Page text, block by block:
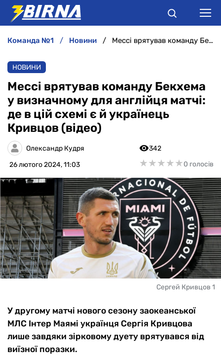
АНАЛІТИКА
ІНТЕРВ'Ю
РІЗНЕ
БУКМЕКЕРИ
команда №1 новини Мессі врятував команду Бекхема у визначному для англійця матчі: де в цій схемі є й українець Кривцов (відео)
НОВИНИ
Мессі врятував команду Бекхема
у визначному для англійця матчі:
де в цій схемі є й українець
Кривцов (відео)
Олександр Кудря
26 лютого 2024, 11:03
342
★★★★★
★★★★★0 голосів
Сергей Кривцов 1
У другому матчі нового сезону заокеанської
МЛС Інтер Маямі українця Сергія Кривцова
лише завдяки зірковому дуету врятувався від
виїзної поразки.